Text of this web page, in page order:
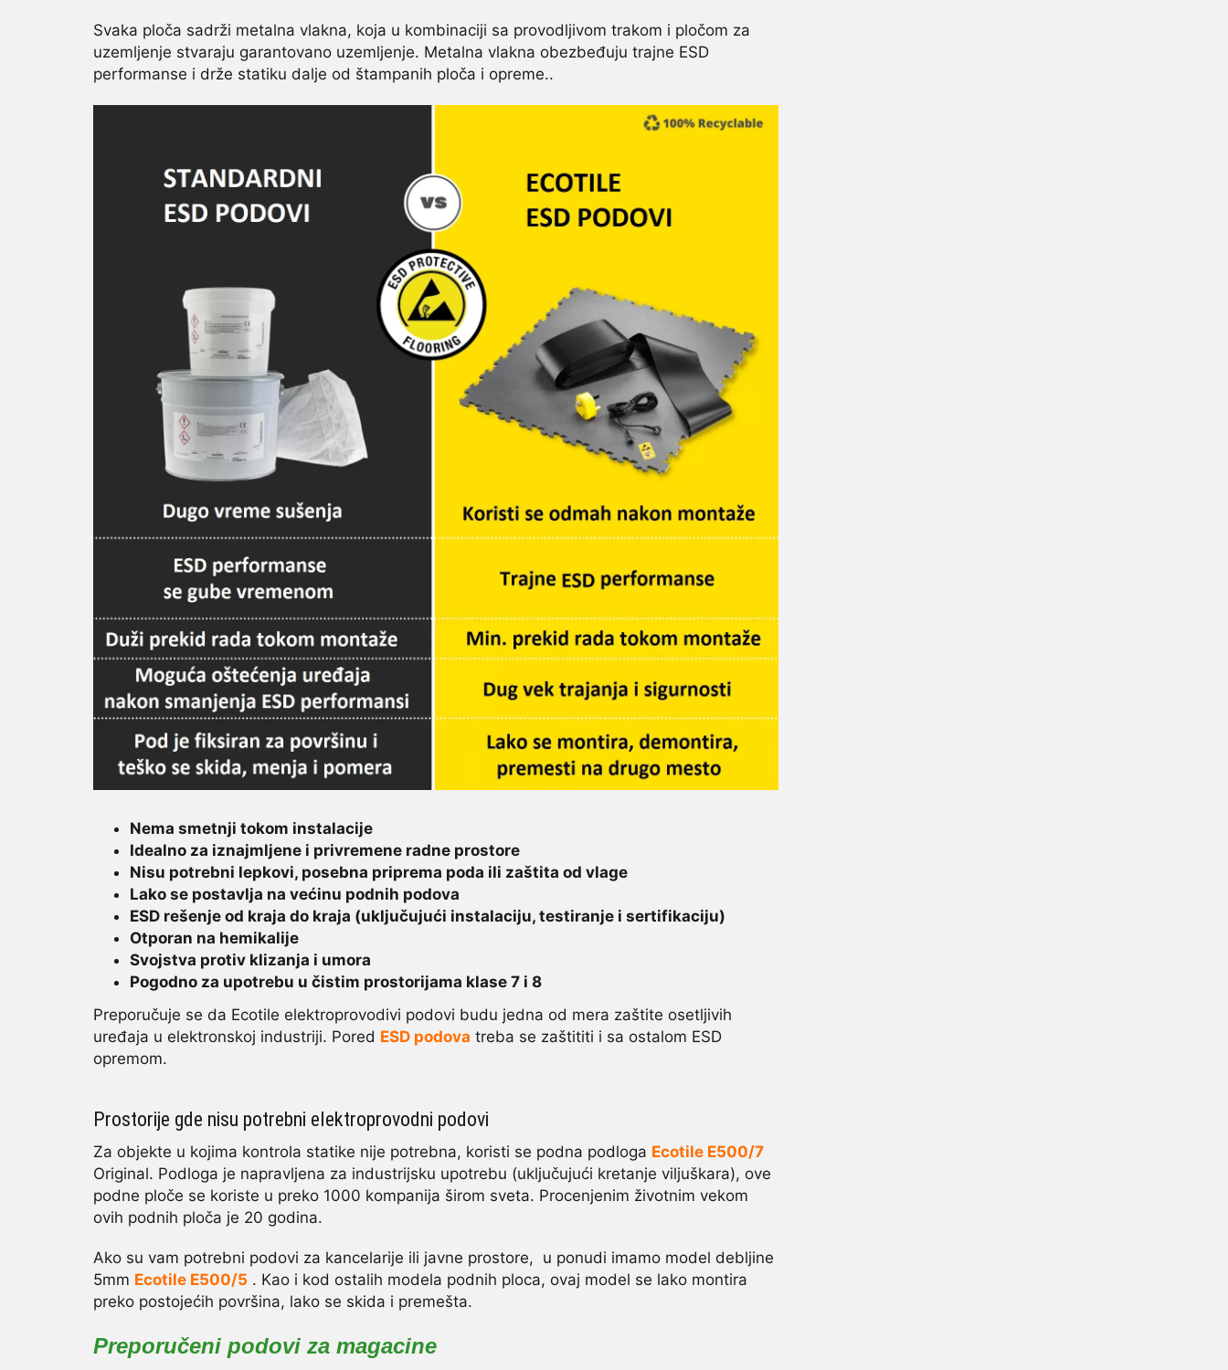
Svaka ploča sadrži metalna vlakna, koja u kombinaciji sa provodljivom trakom i pločom za
uzemljenje stvaraju garantovano uzemljenje. Metalna vlakna obezbeđuju trajne ESD
performanse i drže statiku dalje od štampanih ploča i opreme..
Nema smetnji tokom instalacije
Idealno za iznajmljene i privremene radne prostore
Nisu potrebni lepkovi, posebna priprema poda ili zaštita od vlage
Lako se postavlja na većinu podnih podova
ESD rešenje od kraja do kraja (uključujući instalaciju, testiranje i sertifikaciju)
Otporan na hemikalije
Svojstva protiv klizanja i umora
Pogodno za upotrebu u čistim prostorijama klase 7 i 8
Preporučuje se da Ecotile elektroprovodivi podovi budu jedna od mera zaštite osetljivih
uređaja u elektronskoj industriji. Pored ESD podova treba se zaštititi i sa ostalom ESD
opremom.
Prostorije gde nisu potrebni elektroprovodni podovi
Za objekte u kojima kontrola statike nije potrebna, koristi se podna podloga Ecotile E500/7
Original. Podloga je napravljena za industrijsku upotrebu (uključujući kretanje viljuškara), ove
podne ploče se koriste u preko 1000 kompanija širom sveta. Procenjenim životnim vekom
ovih podnih ploča je 20 godina.
Ako su vam potrebni podovi za kancelarije ili javne prostore, u ponudi imamo model debljine
5mm Ecotile E500/5 . Kao i kod ostalih modela podnih ploca, ovaj model se lako montira
preko postojećih površina, lako se skida i premešta.
Preporučeni podovi za magacine